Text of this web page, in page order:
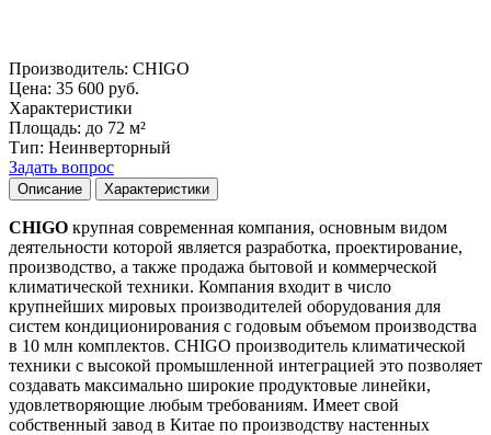
Производитель: CHIGO
Цена: 35 600 руб.
Характеристики
Площадь: до 72 м²
Тип: Неинверторный
Задать вопрос
Описание Характеристики
CHIGO крупная современная компания, основным видом
деятельности которой является разработка, проектирование,
производство, а также продажа бытовой и коммерческой
климатической техники. Компания входит в число
крупнейших мировых производителей оборудования для
систем кондиционирования с годовым объемом производства
в 10 млн комплектов. CHIGO производитель климатической
техники с высокой промышленной интеграцией это позволяет
создавать максимально широкие продуктовые линейки,
удовлетворяющие любым требованиям. Имеет свой
собственный завод в Китае по производству настенных